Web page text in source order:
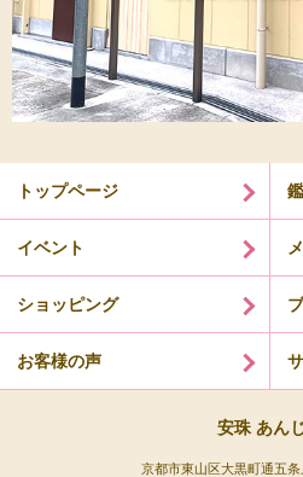
トップページ
イベント
ショッピング
お客様の声
安珠 あん
京都市東山区大黒町通五